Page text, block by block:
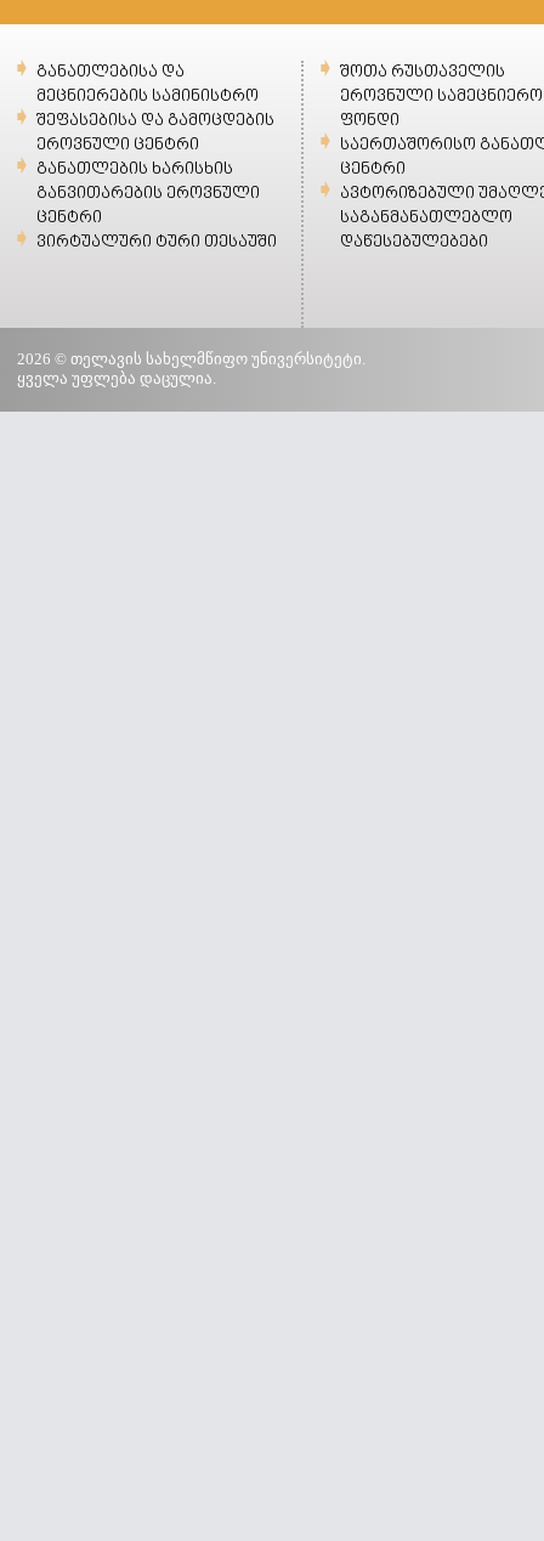
განათლებისა და
მეცნიერების სამინისტრო
შეფასებისა და გამოცდების
ეროვნული ცენტრი
განათლების ხარისხის
განვითარების ეროვნული
ცენტრი
ვირტუალური ტური თესაუში
შოთა რუსთაველის
ეროვნული სამეცნიერო
ფონდი
საერთაშორისო
ცენტრი
ავტორიზებული
საგანმანათლებლო
დაწესებულებები
2026 © თელავის სახელმწიფო უნივერსიტეტი.
ყველა უფლება დაცულია.